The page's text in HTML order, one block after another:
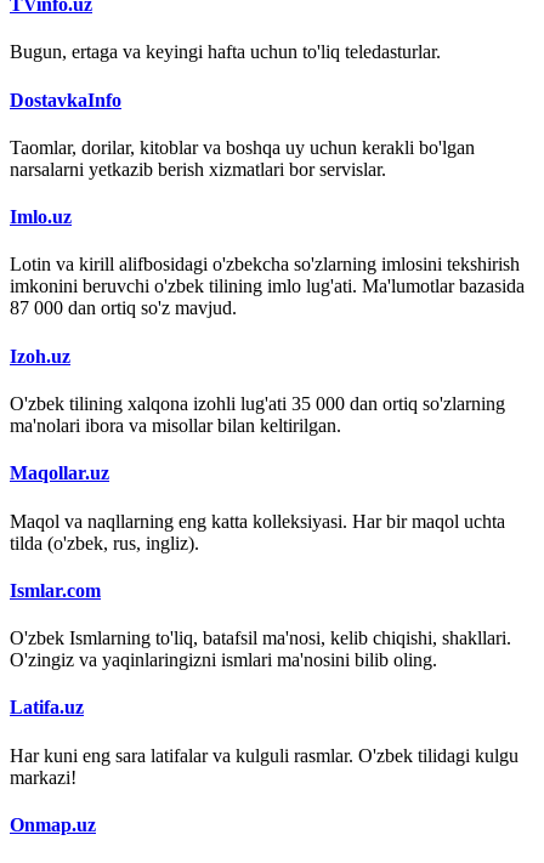
TVinfo.uz
Bugun, ertaga va keyingi hafta uchun to'liq teledasturlar.
DostavkaInfo
Taomlar, dorilar, kitoblar va boshqa uy uchun kerakli bo'lgan
narsalarni yetkazib berish xizmatlari bor servislar.
Imlo.uz
Lotin va kirill alifbosidagi o'zbekcha so'zlarning imlosini tekshirish
imkonini beruvchi o'zbek tilining imlo lug'ati. Ma'lumotlar bazasida
87 000 dan ortiq so'z mavjud.
Izoh.uz
O'zbek tilining xalqona izohli lug'ati 35 000 dan ortiq so'zlarning
ma'nolari ibora va misollar bilan keltirilgan.
Maqollar.uz
Maqol va naqllarning eng katta kolleksiyasi. Har bir maqol uchta
tilda (o'zbek, rus, ingliz).
Ismlar.com
O'zbek Ismlarning to'liq, batafsil ma'nosi, kelib chiqishi, shakllari.
O'zingiz va yaqinlaringizni ismlari ma'nosini bilib oling.
Latifa.uz
Har kuni eng sara latifalar va kulguli rasmlar. O'zbek tilidagi kulgu
markazi!
Onmap.uz